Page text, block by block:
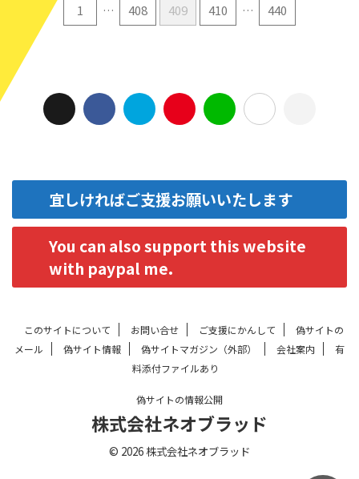
1 … 408 409 410 … 440
宜しければご支援お願いいたします
You can also support this website
with paypal me.
このサイトについて お問い合せ ご支援にかんして
偽サイトの
メール
偽サイト情報 偽サイトマガジン（外部） 会社案内
有
料添付ファイルあり
偽サイトの情報公開
株式会社ネオブラッド
© 2026 株式会社ネオブラッド